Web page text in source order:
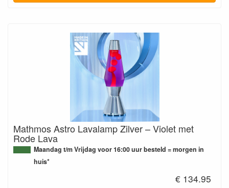
Mathmos Astro Lavalamp Zilver – Violet met
Rode Lava
Maandag t/m Vrijdag voor 16:00 uur besteld = morgen in
huis*
€ 134.95